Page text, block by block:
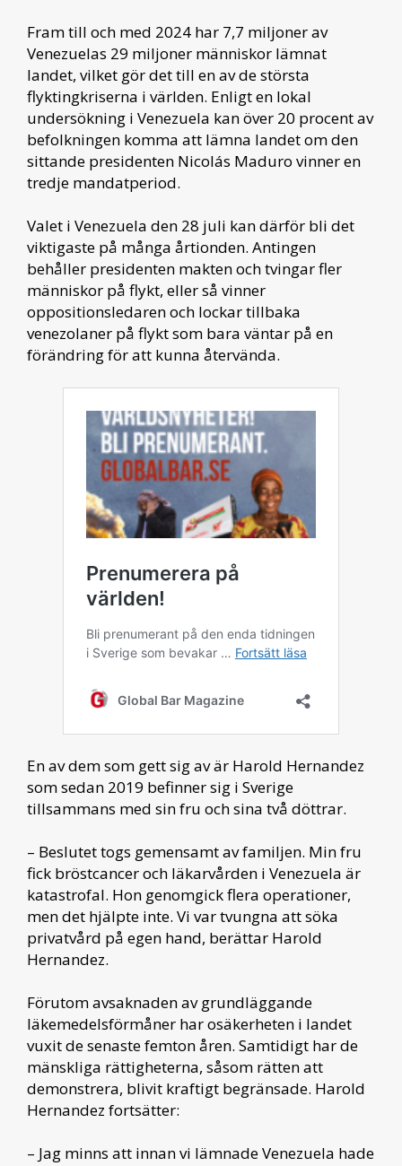
Fram till och med 2024 har 7,7 miljoner av
Venezuelas 29 miljoner människor lämnat
landet, vilket gör det till en av de största
flyktingkriserna i världen. Enligt en lokal
undersökning i Venezuela kan över 20 procent av
befolkningen komma att lämna landet om den
sittande presidenten Nicolás Maduro vinner en
tredje mandatperiod.
Valet i Venezuela den 28 juli kan därför bli det
viktigaste på många årtionden. Antingen
behåller presidenten makten och tvingar fler
människor på flykt, eller så vinner
oppositionsledaren och lockar tillbaka
venezolaner på flykt som bara väntar på en
förändring för att kunna återvända.
En av dem som gett sig av är Harold Hernandez
som sedan 2019 befinner sig i Sverige
tillsammans med sin fru och sina två döttrar.
­– Beslutet togs gemensamt av familjen. Min fru
fick bröstcancer och läkarvården i Venezuela är
katastrofal. Hon genomgick flera operationer,
men det hjälpte inte. Vi var tvungna att söka
privatvård på egen hand, berättar Harold
Hernandez.
Förutom avsaknaden av grundläggande
läkemedelsförmåner har osäkerheten i landet
vuxit de senaste femton åren. Samtidigt har de
mänskliga rättigheterna, såsom rätten att
demonstrera, blivit kraftigt begränsade. Harold
Hernandez fortsätter:
– Jag minns att innan vi lämnade Venezuela hade